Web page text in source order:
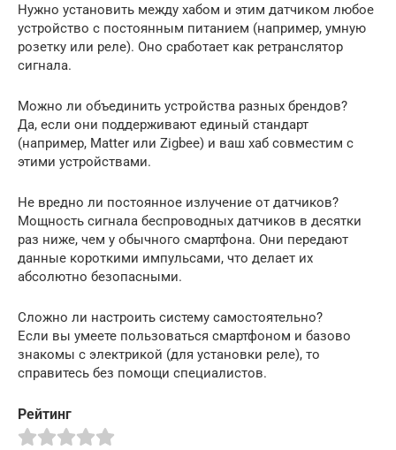
Нужно установить между хабом и этим датчиком любое
устройство с постоянным питанием (например, умную
розетку или реле). Оно сработает как ретранслятор
сигнала.
Можно ли объединить устройства разных брендов?
Да, если они поддерживают единый стандарт
(например, Matter или Zigbee) и ваш хаб совместим с
этими устройствами.
Не вредно ли постоянное излучение от датчиков?
Мощность сигнала беспроводных датчиков в десятки
раз ниже, чем у обычного смартфона. Они передают
данные короткими импульсами, что делает их
абсолютно безопасными.
Сложно ли настроить систему самостоятельно?
Если вы умеете пользоваться смартфоном и базово
знакомы с электрикой (для установки реле), то
справитесь без помощи специалистов.
Рейтинг